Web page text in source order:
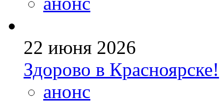
22 июня 2026
Здорово в Красноярске!
анонс